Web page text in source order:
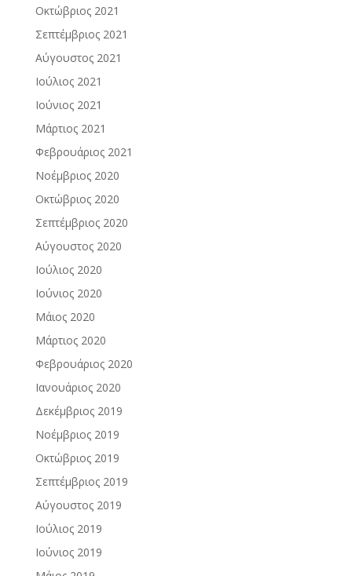
Οκτώβριος 2021
Σεπτέμβριος 2021
Αύγουστος 2021
Ιούλιος 2021
Ιούνιος 2021
Μάρτιος 2021
Φεβρουάριος 2021
Νοέμβριος 2020
Οκτώβριος 2020
Σεπτέμβριος 2020
Αύγουστος 2020
Ιούλιος 2020
Ιούνιος 2020
Μάιος 2020
Μάρτιος 2020
Φεβρουάριος 2020
Ιανουάριος 2020
Δεκέμβριος 2019
Νοέμβριος 2019
Οκτώβριος 2019
Σεπτέμβριος 2019
Αύγουστος 2019
Ιούλιος 2019
Ιούνιος 2019